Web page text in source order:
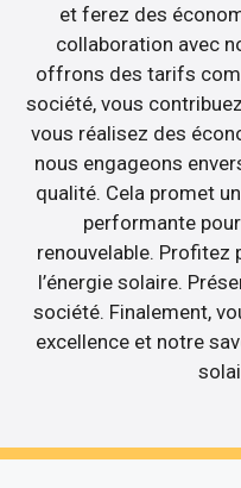
et ferez des
collaboration avec
offrons des tarifs
société, vous
vous réalisez des
nous engageons
qualité. Cela promet
performante
renouvelable. Profitez
l’énergie solaire.
société. Finalement,
excellence et notre